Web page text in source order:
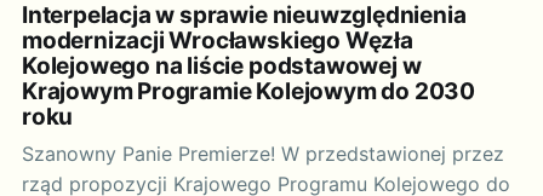
Interpelacja w sprawie nieuwzględnienia
modernizacji Wrocławskiego Węzła
Kolejowego na liście podstawowej w
Krajowym Programie Kolejowym do 2030
roku
Szanowny Panie Premierze! W przedstawionej przez
rząd propozycji Krajowego Programu Kolejowego do